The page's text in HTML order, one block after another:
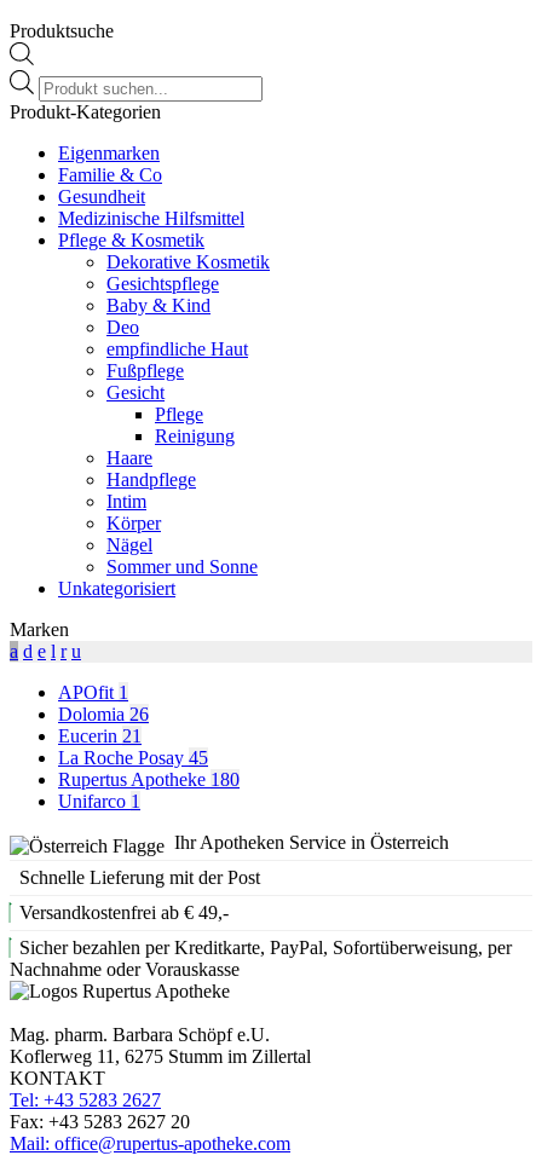
Produktsuche
Products
search
Produkt-Kategorien
Eigenmarken
Familie & Co
Gesundheit
Medizinische Hilfsmittel
Pflege & Kosmetik
Dekorative Kosmetik
Gesichtspflege
Baby & Kind
Deo
empfindliche Haut
Fußpflege
Gesicht
Pflege
Reinigung
Haare
Handpflege
Intim
Körper
Nägel
Sommer und Sonne
Unkategorisiert
Marken
a d e l r u
APOfit 1
Dolomia 26
Eucerin 21
La Roche Posay 45
Rupertus Apotheke 180
Unifarco 1
Ihr Apotheken Service in Österreich
Schnelle Lieferung mit der Post
Versandkostenfrei ab € 49,-
Sicher bezahlen per Kreditkarte, PayPal, Sofortüberweisung, per
Nachnahme oder Vorauskasse
Mag. pharm. Barbara Schöpf e.U.
Koflerweg 11, 6275 Stumm im Zillertal
KONTAKT
Tel: +43 5283 2627
Fax: +43 5283 2627 20
Mail: office@rupertus-apotheke.com